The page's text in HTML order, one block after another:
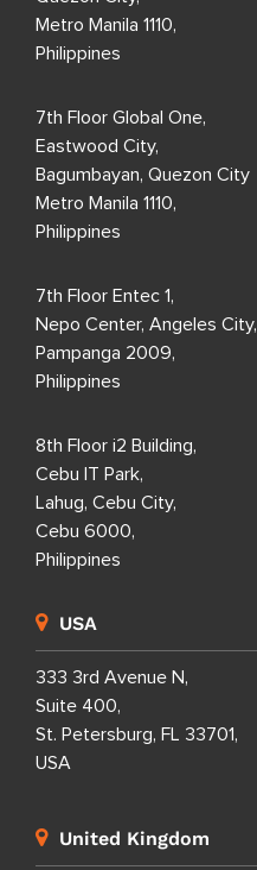
Metro Manila 1110,
Philippines
7th Floor Global One,
Eastwood City,
Bagumbayan, Quezon City
Metro Manila 1110,
Philippines
7th Floor Entec 1,
Nepo Center, Angeles City,
Pampanga 2009,
Philippines
8th Floor i2 Building,
Cebu IT Park,
Lahug, Cebu City,
Cebu 6000,
Philippines
USA
333 3rd Avenue N,
Suite 400,
St. Petersburg, FL 33701,
USA
United Kingdom